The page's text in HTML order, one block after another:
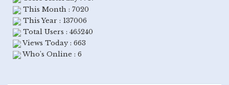
This Month : 7020
This Year : 137006
Total Users : 465240
Views Today : 663
Who's Online : 6